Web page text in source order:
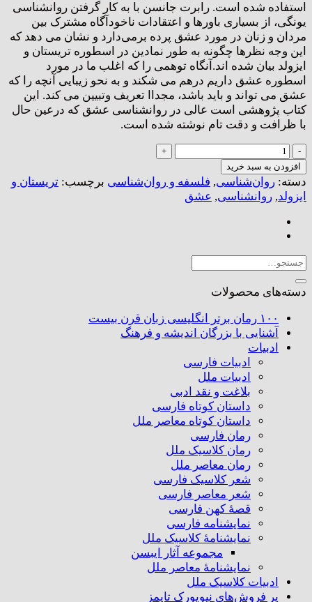
استفاده شده است. رابرت جانسن با به کار گرفتن روانشناسی
یونگی، از بسیاری باورها و اعتقادات ناخودآگاه مشترک بین
مردان و زنان در مورد عشق پرده برمی‌دارد و نشان می دهد که
این وجه نظرها چگونه به طور نمادین در اسطوره تریستان و
ایزولد بیان شده اند.آنگاه توهمی را که اغلب ما در مورد
اسطوره عشق داریم درهم می شکند و به نحو زیبایی آنچه را که
عشق می تواند و باید باشد، مجداا تعریف وتبیین می کند. این
کتاب پژوهشی است عالی در روانشناسی عشق که درعین حال
با ظرافت و دقت تام نوشته شده است.
که
عشق
آسان
نمود
روانشناسی
عشق
رمانتیک،
داستان
و
عدد
افزودن به سبد خرید
دسته: روان‌شناسی, فلسفه و روان‌شناسی برچسب: تریستان و
ایزولد, روانشناسی, عشق
جستجو
برای:
دسته‌های محصولات
۱۰۰ رمان برتر انگلیسی زبان قرن بیست
آشنایی با بزرگان اندیشه و فرهنگ
ادبیات
ادبیات فارسی
ادبیات ملل
بلاغت و نقد ادبی
داستان کوتاه فارسی
داستان کوتاه معاصر ملل
رمان فارسی
رمان کلاسیک ملل
رمان معاصر ملل
شعر کلاسیک فارسی
شعر معاصر فارسی
قصهٔ کهن فارسی
نمایشنامه فارسی
نمایشنامهٔ کلاسیک ملل
مجموعه آثار ایبسن
نمایشنامهٔ معاصر ملل
ادبیات کلاسیک ملل
پر فروش‌های نیویورک تایمز